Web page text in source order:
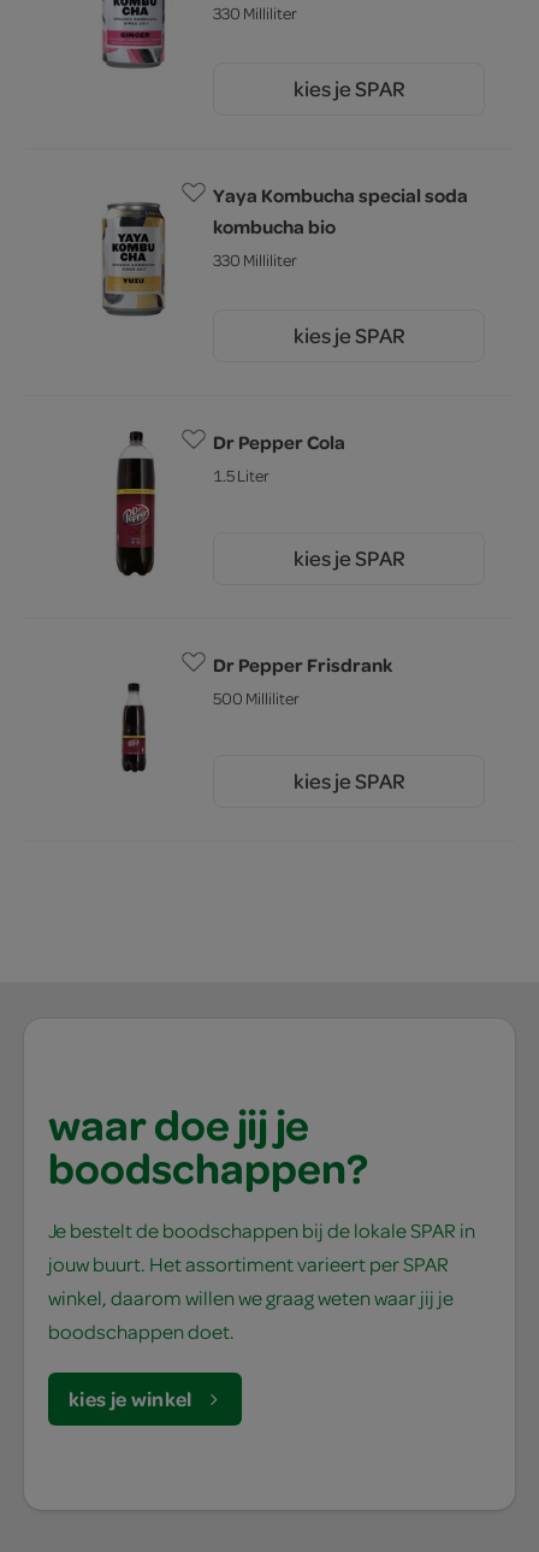
330 Milliliter
kies je SPAR
Yaya Kombucha special soda
kombucha bio
330 Milliliter
kies je SPAR
Dr Pepper Cola
1.5 Liter
kies je SPAR
Dr Pepper Frisdrank
500 Milliliter
kies je SPAR
waar doe jij je
boodschappen?
Je bestelt de boodschappen bij de lokale SPAR in
jouw buurt. Het assortiment varieert per SPAR
winkel, daarom willen we graag weten waar jij je
boodschappen doet.
kies je winkel